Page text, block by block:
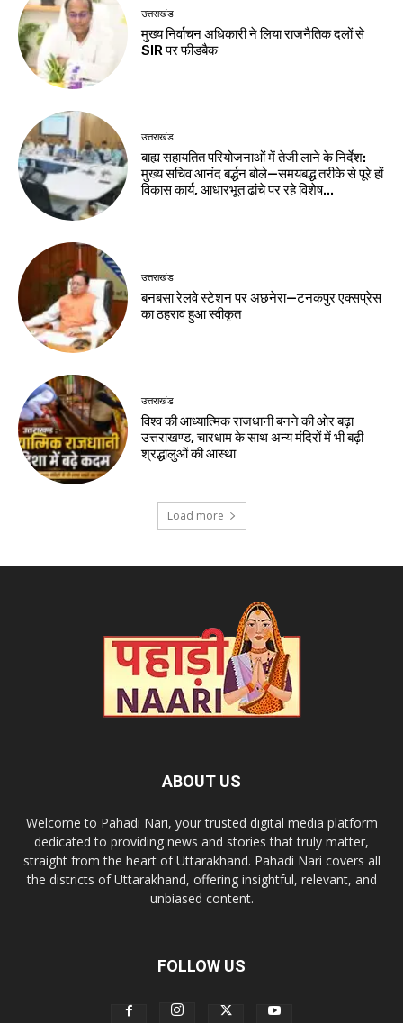
उत्तराखंड
मुख्य निर्वाचन अधिकारी ने लिया राजनैतिक दलों से
SIR पर फीडबैक
उत्तराखंड
बाह्य सहायतित परियोजनाओं में तेजी लाने के निर्देश:
मुख्य सचिव आनंद बर्द्धन बोले—समयबद्ध तरीके से पूरे हों
विकास कार्य, आधारभूत ढांचे पर रहे विशेष...
उत्तराखंड
बनबसा रेलवे स्टेशन पर अछनेरा—टनकपुर एक्सप्रेस
का ठहराव हुआ स्वीकृत
उत्तराखंड
विश्व की आध्यात्मिक राजधानी बनने की ओर बढ़ा
उत्तराखण्ड, चारधाम के साथ अन्य मंदिरों में भी बढ़ी
श्रद्धालुओं की आस्था
Load more
ABOUT US
Welcome to Pahadi Nari, your trusted digital media platform
dedicated to providing news and stories that truly matter,
straight from the heart of Uttarakhand. Pahadi Nari covers all
the districts of Uttarakhand, offering insightful, relevant, and
unbiased content.
FOLLOW US